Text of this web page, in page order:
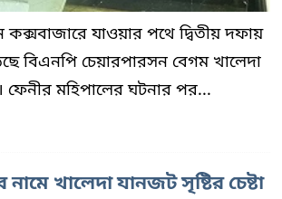
কক্সবাজারে যাওয়ার পথে দ্বিতীয় দফায়
বিএনপি চেয়ারপারসন বেগম খালেদা
ফেনীর মহিপালের ঘটনার পর...
নামে খালেদা যানজট সৃষ্টির চেষ্টা